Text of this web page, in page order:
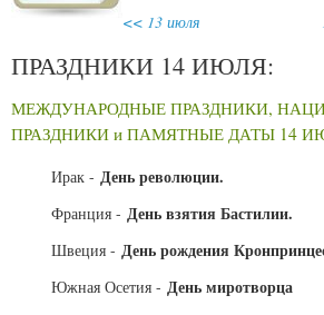
<< 13 июля
ПРАЗДНИКИ 14 ИЮЛЯ:
МЕЖДУНАРОДНЫЕ ПРАЗДНИКИ,
ПРАЗДНИКИ и ПАМЯТНЫЕ ДАТЫ 14
Ирак - День революции.
Франция - День взятия Бастилии.
Швеция - День рождения
Южная Осетия - День миротворца